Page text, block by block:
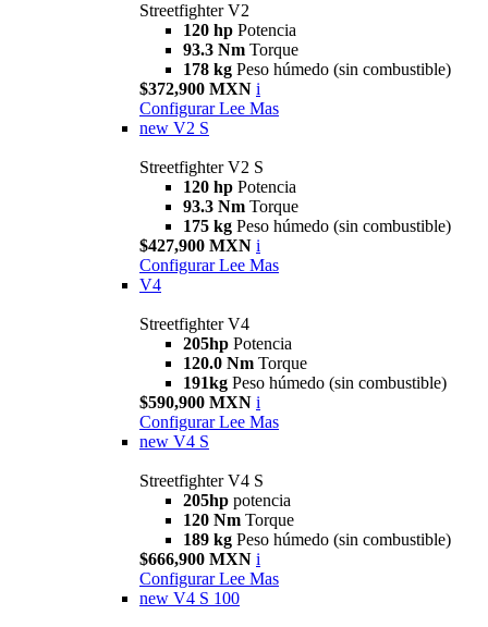
Streetfighter V2
120 hp Potencia
93.3 Nm Torque
178 kg Peso húmedo (sin combustible)
$372,900 MXN i
Configurar Lee Mas
new V2 S
Streetfighter V2 S
120 hp Potencia
93.3 Nm Torque
175 kg Peso húmedo (sin combustible)
$427,900 MXN i
Configurar Lee Mas
V4
Streetfighter V4
205hp Potencia
120.0 Nm Torque
191kg Peso húmedo (sin combustible)
$590,900 MXN i
Configurar Lee Mas
new V4 S
Streetfighter V4 S
205hp potencia
120 Nm Torque
189 kg Peso húmedo (sin combustible)
$666,900 MXN i
Configurar Lee Mas
new V4 S 100